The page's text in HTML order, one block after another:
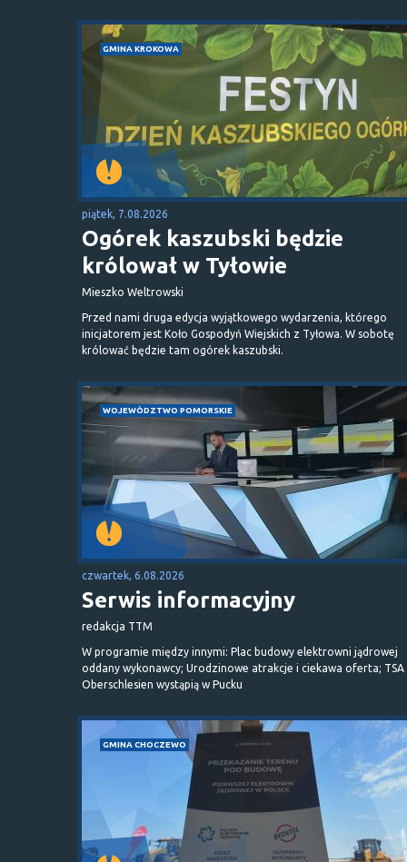
GMINA KROKOWA
piątek, 7.08.2026
Ogórek kaszubski będzie
królował w Tyłowie
Mieszko Weltrowski
Przed nami druga edycja wyjątkowego wydarzenia, którego
inicjatorem jest Koło Gospodyń Wiejskich z Tyłowa. W sobotę
królować będzie tam ogórek kaszubski.
WOJEWÓDZTWO POMORSKIE
czwartek, 6.08.2026
Serwis informacyjny
redakcja TTM
W programie między innymi: Plac budowy elektrowni jądrowej
oddany wykonawcy; Urodzinowe atrakcje i ciekawa oferta; TSA
Oberschlesien wystąpią w Pucku
GMINA CHOCZEWO